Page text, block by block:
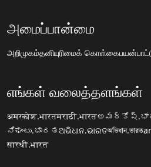
அமைப்பான்மை
அறிமுகம்தனியுரிமைக் கொள்கை
எங்கள் வலைத்தளங்கள்
अमरकोश.भारतमराठी.भारत
ನಿಘಂಟು.ಭಾರತଅଭିଧାନ.ଭାରତঅভিধান.ভারত
सारथी.भारत